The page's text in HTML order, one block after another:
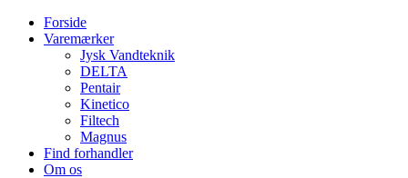
Forside
Varemærker
Jysk Vandteknik
DELTA
Pentair
Kinetico
Filtech
Magnus
Find forhandler
Om os